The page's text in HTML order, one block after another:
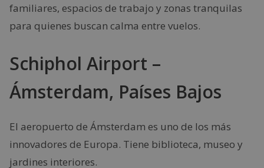
familiares, espacios de trabajo y zonas tranquilas
para quienes buscan calma entre vuelos.
Schiphol Airport –
Ámsterdam, Países Bajos
El aeropuerto de Ámsterdam es uno de los más
innovadores de Europa. Tiene biblioteca, museo y
jardines interiores.